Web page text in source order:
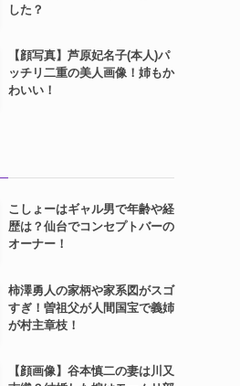
した？
【顔写真】芦原妃名子(本人)パ
ッチリ二重の美人画像！姉もか
わいい！
こしょーはギャル男で年齢や経
歴は？仙台でコンセプトバーの
オーナー！
柿澤勇人の家柄や家系図がスゴ
すぎ！曽祖父が人間国宝で義姉
が村主章枝！
【顔画像】谷本慎二の妻は川又